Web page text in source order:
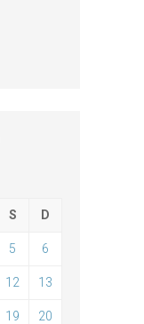
S D
5 6
12 13
19 20